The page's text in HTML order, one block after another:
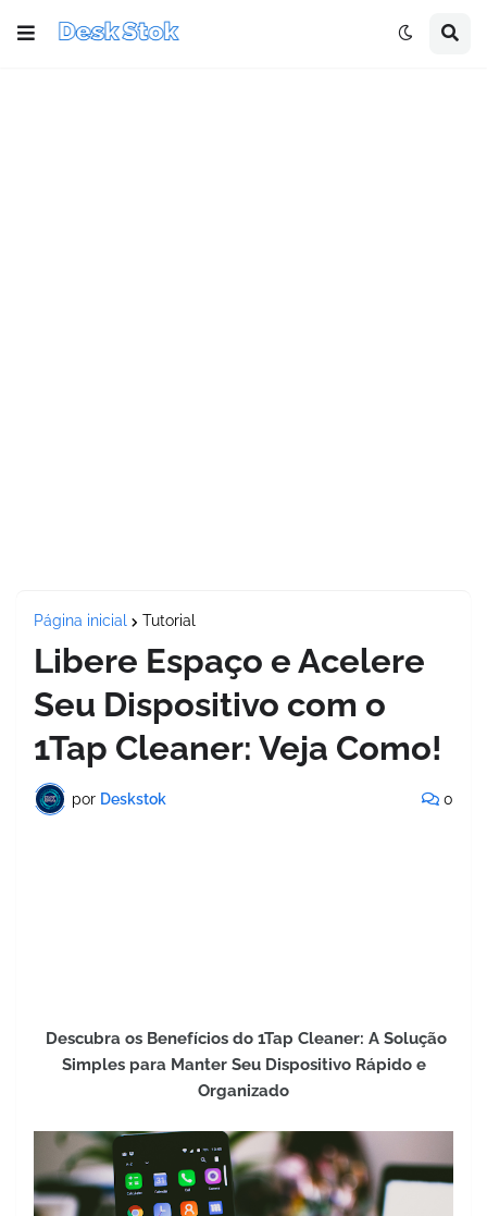
Página inicial Tutorial
Libere Espaço e Acelere
Seu Dispositivo com o
1Tap Cleaner: Veja Como!
por Deskstok 0
Descubra os Benefícios do 1Tap Cleaner: A Solução
Simples para Manter Seu Dispositivo Rápido e
Organizado